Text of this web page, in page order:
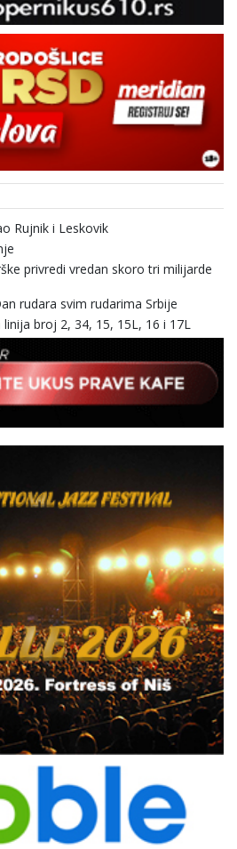
Rujnik i Leskovik
privredi vredan skoro tri milijarde
rudara svim rudarima Srbije
broj 2, 34, 15, 15L, 16 i 17L